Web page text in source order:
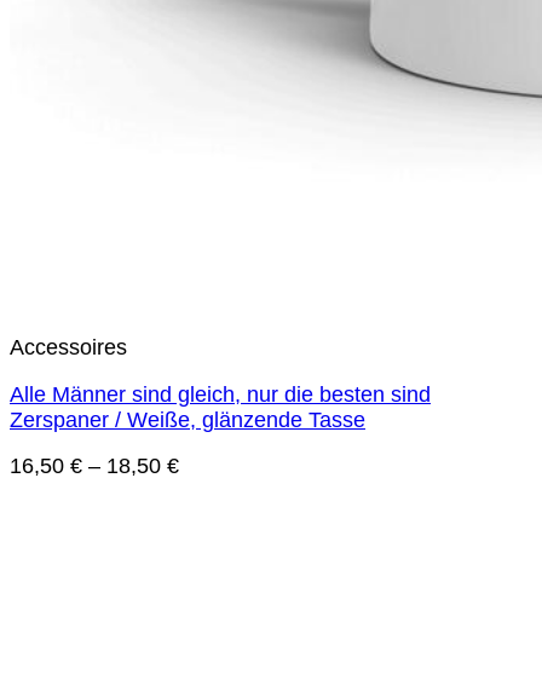
Accessoires
Alle Männer sind gleich, nur die besten sind
Zerspaner / Weiße, glänzende Tasse
16,50 € – 18,50 €